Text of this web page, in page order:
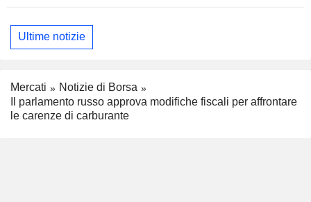
Ultime notizie
Mercati
Notizie di Borsa
Il parlamento russo approva modifiche fiscali per affrontare
le carenze di carburante